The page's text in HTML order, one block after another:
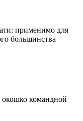
применимо для
большинства
окошко командной